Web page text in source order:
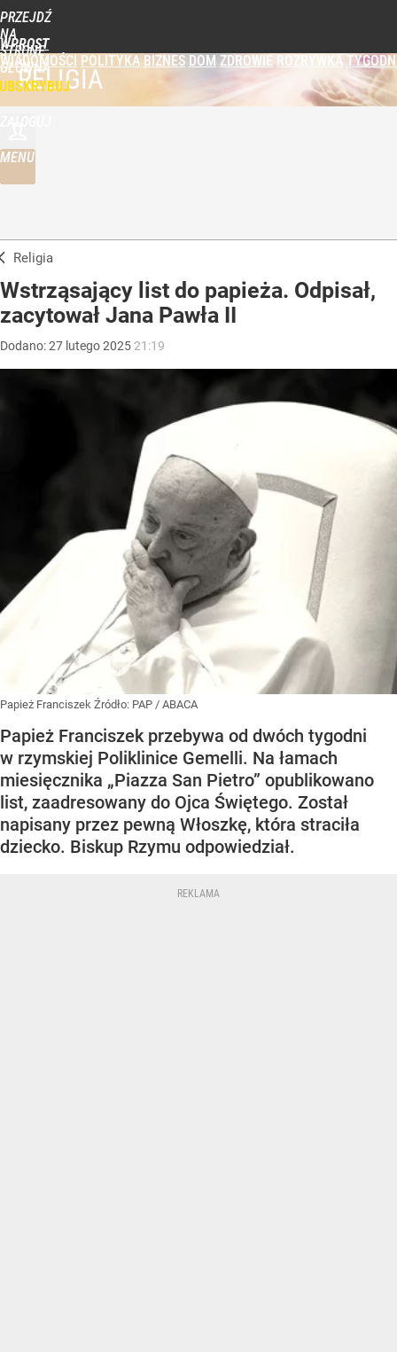
PRZEJDŹ
NA
STRONĘ
GŁÓWNĄ
WPROST
WIADOMOŚCI POLITYKA BIZNES DOM ZDROWIE ROZRYWKA
MENU
RELIGIA
Religia
Wstrząsający list do papieża. Odpisał,
zacytował Jana Pawła II
Dodano:27 lutego2025 21:19
Papież Franciszek Źródło: PAP / ABACA
Papież Franciszek przebywa od dwóch tygodni
w rzymskiej Poliklinice Gemelli. Na łamach
miesięcznika „Piazza San Pietro” opublikowano
list, zaadresowany do Ojca Świętego. Został
napisany przez pewną Włoszkę, która straciła
dziecko. Biskup Rzymu odpowiedział.